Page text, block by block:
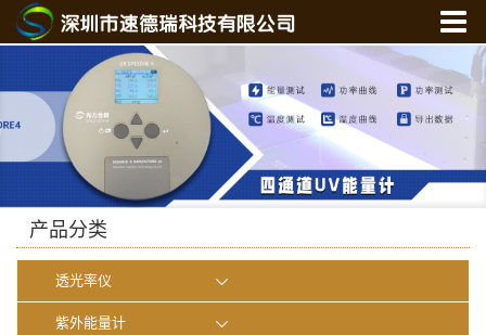
关于我们
产品中心
新闻中心
光学实验室
产品分类
透光率仪
紫外能量计